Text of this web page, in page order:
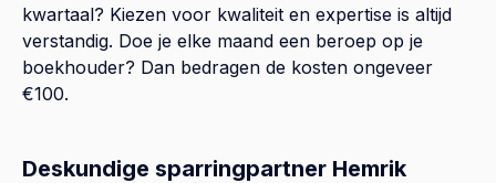
kwartaal? Kiezen voor kwaliteit en expertise is altijd
verstandig. Doe je elke maand een beroep op je
boekhouder? Dan bedragen de kosten ongeveer
€100.
Deskundige sparringpartner Hemrik